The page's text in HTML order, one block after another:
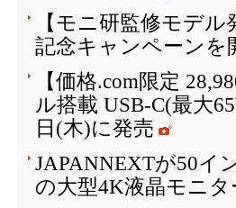
【モニ研監修モデ
記念キャンペーンを
【価格.com限定
ル搭載 USB-C(最大
日(木)に発売
JAPANNEXTが50イ
の大型4K液晶モニタ